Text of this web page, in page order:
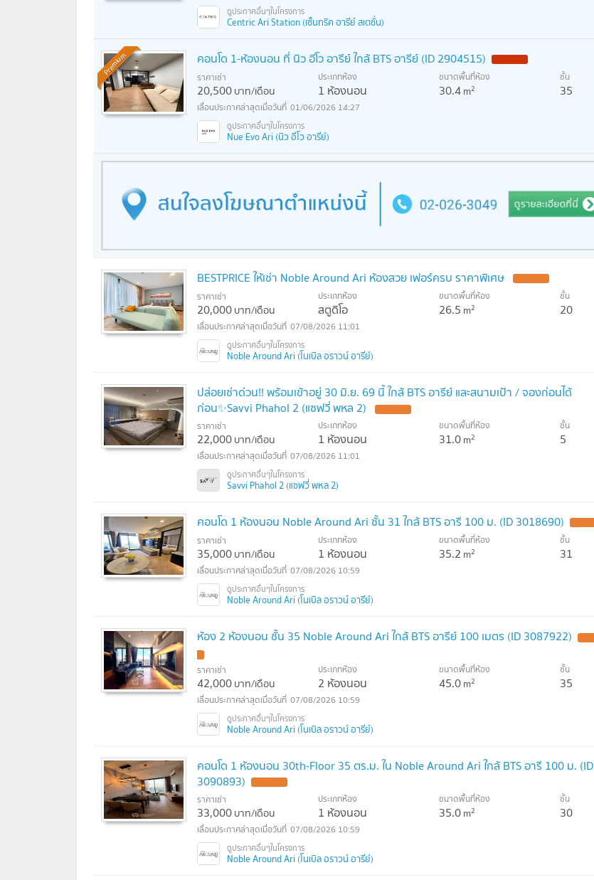
Centric Ari Station (เซ็นทริค อารีย์ สเตชั่น)
Premium คอนโด 1-ห้องนอน ที่ นิว อีโว อารีย์ ใกล้ BTS อารีย์ (ID 2904515)
ราคาเช่า
20,500บาท/เดือน
ประเภทห้อง
1 ห้องนอน
ขนาดพื้นที่ห้อง
30.4m2
ชั้น
35
01/06/2026 14:27
Nue Evo Ari (นิว อีโว อารีย์)
BESTPRICE ให้เช่า Noble Around Ari ห้องสวย เฟอร์ครบ ราคาพิเศษ
ราคาเช่า
20,000บาท/เดือน
ประเภทห้อง
สตูดิโอ
ขนาดพื้นที่ห้อง
26.5 m2
ชั้น
20
07/08/2026 11:01
Noble Around Ari (โนเบิล อราวน์ อารีย์)
ปล่อยเช่าด่วน!! พร้อมเข้าอยู่ 30 มิ.ย. 69 นี้ ใกล้ BTS อารีย์ และสนามเป้า / จองก่อนได้
ก่อน✨Savvi Phahol 2 (แซฟวี่ พหล 2)
ราคาเช่า
22,000บาท/เดือน
ประเภทห้อง
1 ห้องนอน
ขนาดพื้นที่ห้อง
31.0m2
ชั้น
5
07/08/2026 11:01
Savvi Phahol 2 (แซฟวี่ พหล 2)
คอนโด 1 ห้องนอน Noble Around Ari ชั้น 31 ใกล้ BTS อารี 100 ม. (ID 3018690)
ราคาเช่า
35,000บาท/เดือน
ประเภทห้อง
1 ห้องนอน
ขนาดพื้นที่ห้อง
35.2 m2
ชั้น
31
07/08/2026 10:59
Noble Around Ari (โนเบิล อราวน์ อารีย์)
ห้อง 2 ห้องนอน ชั้น 35 Noble Around Ari ใกล้ BTS อารีย์ 100 เมตร (ID 3087922)
ราคาเช่า
42,000บาท/เดือน
ประเภทห้อง
2 ห้องนอน
ขนาดพื้นที่ห้อง
45.0m2
ชั้น
35
07/08/2026 10:59
Noble Around Ari (โนเบิล อราวน์ อารีย์)
คอนโด 1 ห้องนอน 30th-Floor 35 ตร.ม. ใน Noble Around Ari ใกล้ BTS อารี 100 ม. (ID
3090893)
ราคาเช่า
33,000บาท/เดือน
ประเภทห้อง
1 ห้องนอน
ขนาดพื้นที่ห้อง
35.0m2
ชั้น
30
07/08/2026 10:59
Noble Around Ari (โนเบิล อราวน์ อารีย์)